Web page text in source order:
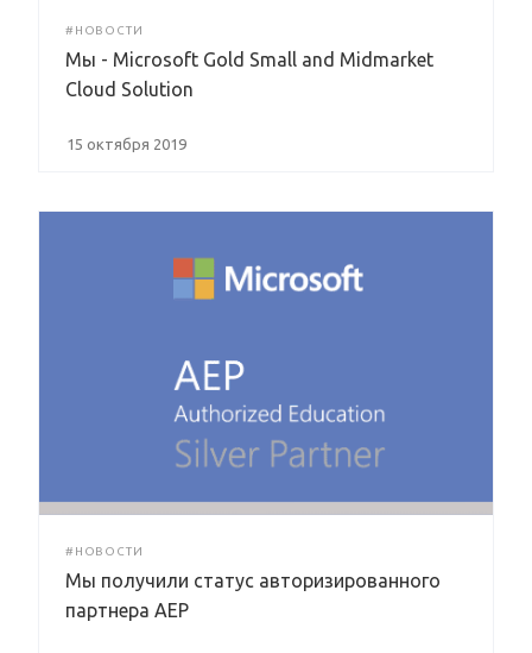
#НОВОСТИ
Мы - Microsoft Gold Small and Midmarket
Cloud Solution
15 октября 2019
#НОВОСТИ
Мы получили статус авторизированного
партнера AEP